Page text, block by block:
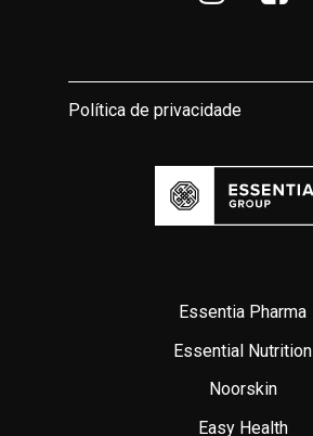
Política de privacidade
Essentia Pharma
Essential Nutrition
Noorskin
Easy Health